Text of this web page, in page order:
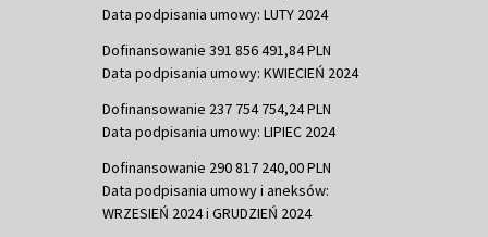
Data podpisania umowy: LUTY 2024
Dofinansowanie 391 856 491,84 PLN
Data podpisania umowy: KWIECIEŃ 2024
Dofinansowanie 237 754 754,24 PLN
Data podpisania umowy: LIPIEC 2024
Dofinansowanie 290 817 240,00 PLN
Data podpisania umowy i aneksów:
WRZESIEŃ 2024 i GRUDZIEŃ 2024